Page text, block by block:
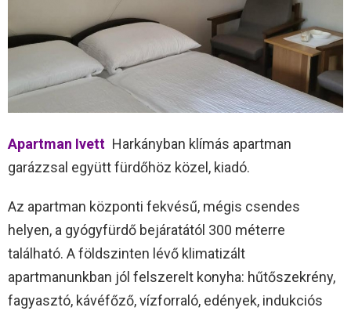
Apartman Ivett Harkányban klímás apartman
garázzsal együtt fürdőhöz közel, kiadó.
Az apartman központi fekvésű, mégis csendes
helyen, a gyógyfürdő bejáratától 300 méterre
található. A földszinten lévő klimatizált
apartmanunkban jól felszerelt konyha: hűtőszekrény,
fagyasztó, kávéfőző, vízforraló, edények, indukciós